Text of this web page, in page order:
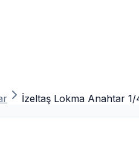
İzeltaş Lokma Anahtar